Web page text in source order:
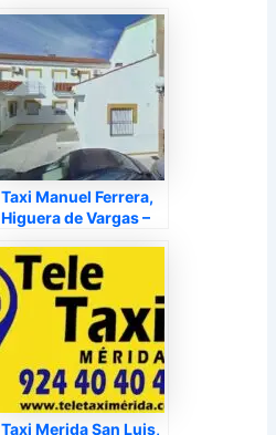
Badajoz
Taxi Manuel Ferrera,
Higuera de Vargas –
Taxi Merida San Luis,